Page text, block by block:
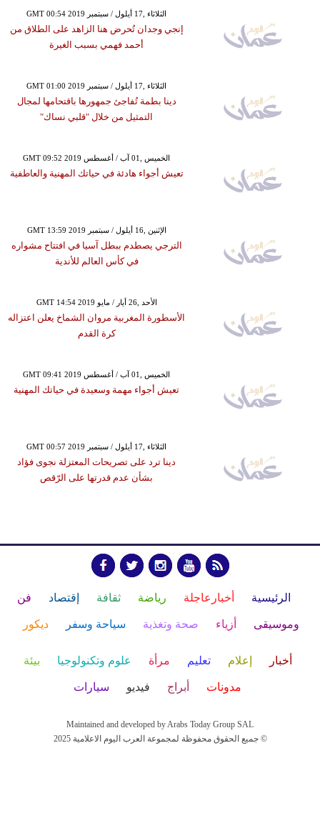
GMT 00:54 2019 الثلاثاء ,17 أيلول / سبتمبر
إنجي وجدان تُحرض هنا الزاهد على الطلاق من
أحمد فهمي بسبب الغيرة
GMT 01:00 2019 الثلاثاء ,17 أيلول / سبتمبر
دينا بطمة تُفاجئ جمهورها باقتحامها لمجال
التمثيل من خلال "قلبي نساك"
GMT 09:52 2019 الخميس ,01 آب / أغسطس
تعيش أجواء هادئة في حياتك المهنية والعاطفية
GMT 13:59 2019 الإثنين ,16 أيلول / سبتمبر
الترجي يصطدم ببطل آسيا في افتتاح مشواره
في كأس العالم للأندية
GMT 14:54 2019 الأحد ,26 أيار / مايو
الأسطورة المغربية مروان الشماخ يعلن اعتزاله
كرة القدم
GMT 09:41 2019 الخميس ,01 آب / أغسطس
تعيش أجواء مهمة وسعيدة في حياتك المهنية
GMT 00:57 2019 الثلاثاء ,17 أيلول / سبتمبر
دينا ترد على تصريحات المعتزلة نجوى فؤاد
بشأن عدم قدرتها على الرّقص
الرئيسية أخبارعاجلة رياضة ثقافة إقتصاد فن
وموسيقى أزياء صحة وتغذية سياحة وسفر ديكور
أخبار إعلام تعليم مرأة علوم وتكنولوجيا بيئة
مدونات أبراج فيديو سيارات
Maintained and developed by Arabs Today Group SAL
جميع الحقوق محفوظة لمجموعة العرب اليوم الاعلامية 2025 ©